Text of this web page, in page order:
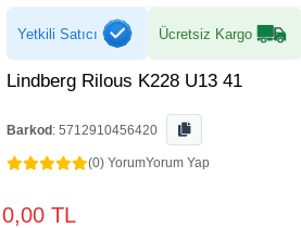
Yetkili Satıcı Ücretsiz Kargo
Lindberg Rilous K228 U13 41
Barkod : 5712910456420
(0) YorumYorum Yap
0,00 TL